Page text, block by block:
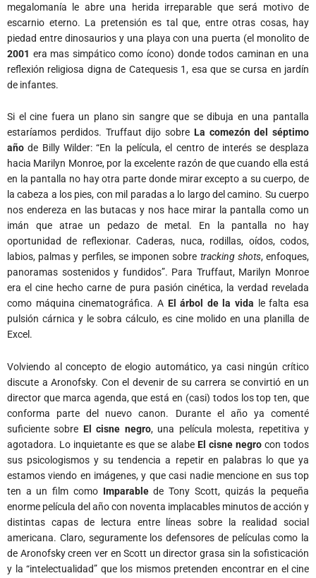
megalomanía le abre una herida irreparable que será motivo de
escarnio eterno. La pretensión es tal que, entre otras cosas, hay
piedad entre dinosaurios y una playa con una puerta (el monolito de
2001 era mas simpático como ícono) donde todos caminan en una
reflexión religiosa digna de Catequesis 1, esa que se cursa en jardín
de infantes.
Si el cine fuera un plano sin sangre que se dibuja en una pantalla
estaríamos perdidos. Truffaut dijo sobre La comezón del séptimo
año de Billy Wilder: “En la película, el centro de interés se desplaza
hacia Marilyn Monroe, por la excelente razón de que cuando ella está
en la pantalla no hay otra parte donde mirar excepto a su cuerpo, de
la cabeza a los pies, con mil paradas a lo largo del camino. Su cuerpo
nos endereza en las butacas y nos hace mirar la pantalla como un
imán que atrae un pedazo de metal. En la pantalla no hay
oportunidad de reflexionar. Caderas, nuca, rodillas, oídos, codos,
labios, palmas y perfiles, se imponen sobre tracking shots, enfoques,
panoramas sostenidos y fundidos”. Para Truffaut, Marilyn Monroe
era el cine hecho carne de pura pasión cinética, la verdad revelada
como máquina cinematográfica. A El árbol de la vida le falta esa
pulsión cárnica y le sobra cálculo, es cine molido en una planilla de
Excel.
Volviendo al concepto de elogio automático, ya casi ningún crítico
discute a Aronofsky. Con el devenir de su carrera se convirtió en un
director que marca agenda, que está en (casi) todos los top ten, que
conforma parte del nuevo canon. Durante el año ya comenté
suficiente sobre El cisne negro, una película molesta, repetitiva y
agotadora. Lo inquietante es que se alabe El cisne negrocon todos
sus psicologismos y su tendencia a repetir en palabras lo que ya
estamos viendo en imágenes, y que casi nadie mencione en sus top
ten a un film como Imparablede Tony Scott, quizás la pequeña
enorme película del año con noventa implacables minutos de acción y
distintas capas de lectura entre líneas sobre la realidad social
americana. Claro, seguramente los defensores de películas como la
de Aronofsky creen ver en Scott un director grasa sin la sofisticación
y la “intelectualidad” que los mismos pretenden encontrar en el cine